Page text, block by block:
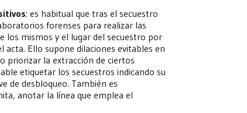
: es habitual que tras el secuestro
forenses para realizar las
los mismos y el lugar del secuestro por
acta. Ello supone dilaciones evitables en
priorizar la extracción de ciertos
etiquetar los secuestros indicando su
de desbloqueo. También es
anotar la línea que emplea el